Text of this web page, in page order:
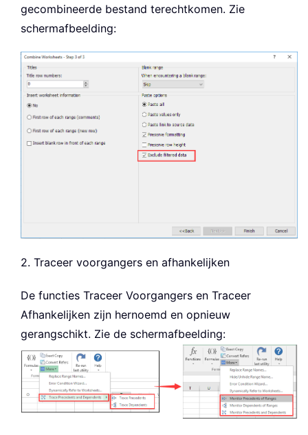
gecombineerde bestand terechtkomen. Zie
schermafbeelding:
2. Traceer voorgangers en afhankelijken
De functies Traceer Voorgangers en Traceer
Afhankelijken zijn hernoemd en opnieuw
gerangschikt. Zie de schermafbeelding: